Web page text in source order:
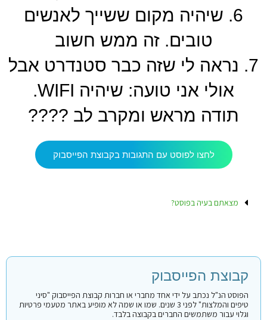
6. שיהיה מקום ששייך לאנשים
טובים. זה ממש חשוב
7. נראה לי שזה כבר סטנדרט אבל
אולי אני טועה: שיהיה WIFI.
תודה מראש ומקרב לב ????
לחצו לפוסט עם התגובות בקבוצת הפייסבוק
מצאתם בעיה בפוסט?
קבוצת הפייסבוק
הפוסט הנ"ל נכתב על ידי אחד מחברי או חברות קבוצת הפייסבוק "סיני
טיפים והמלצות" לפני 3 שנים. שמו או שמה לא מופיע באתר מטעמי פרטיות
וגלוי עבור משתמשים החברים בקבוצה בלבד.